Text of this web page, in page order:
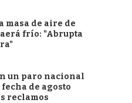
masa de aire de
frío: "Abrupta
un paro nacional
de agosto
reclamos